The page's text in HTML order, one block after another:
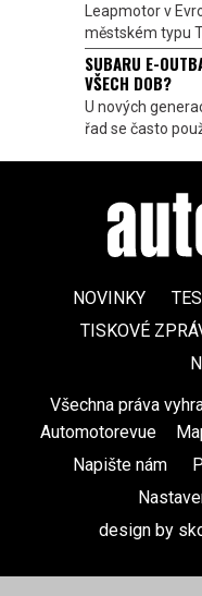
Leapmotor v
městském typu
SUBARU E-
VŠECH DOB?
U nových
řad se často
NOVINKY
TISKOVÉ
Všechna práva
Automotorevue
Napište nám
design by